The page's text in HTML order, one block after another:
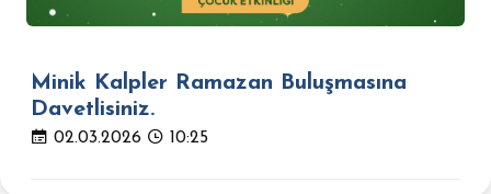
Minik Kalpler Ramazan Buluşmasına
Davetlisiniz.
02.03.2026 10:25